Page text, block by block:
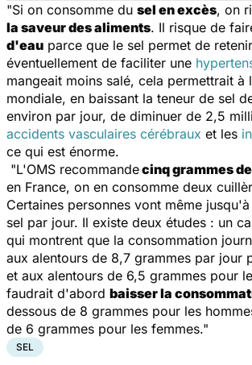
"Si on consomme du sel en excès, on
la saveur des aliments. Il risque de
d'eau parce que le sel permet de
éventuellement de faciliter une
mangeait moins salé, cela permettrait à
mondiale, en baissant la teneur de sel
environ par jour, de diminuer de 2,5
accidents vasculaires cérébraux et les
ce qui est énorme.
"L'OMS recommandecinq grammes
en France, on en consomme deux
Certaines personnes vont même
sel par jour. Il existe deux études : un
qui montrent que la consommation
aux alentours de 8,7 grammes par jour
et aux alentours de 6,5 grammes pour
faudrait d'abord baisser la
dessous de 8 grammes pour les
de 6 grammes pour les femmes."
SEL